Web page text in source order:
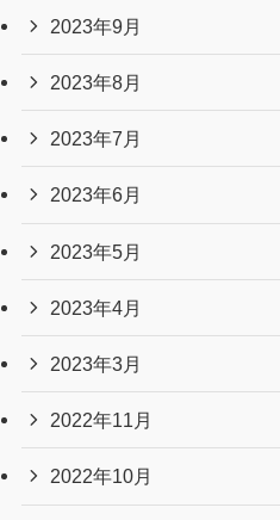
2023年9月
2023年8月
2023年7月
2023年6月
2023年5月
2023年4月
2023年3月
2022年11月
2022年10月